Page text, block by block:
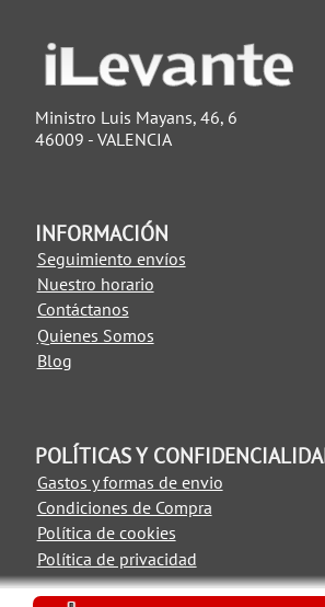
Ministro Luis Mayans, 46, 6
46009 - VALENCIA
INFORMACIÓN
Seguimiento envíos
Nuestro horario
Contáctanos
Quienes Somos
Blog
POLÍTICAS Y
Gastos y formas de envio
Condiciones de Compra
Política de cookies
Política de privacidad